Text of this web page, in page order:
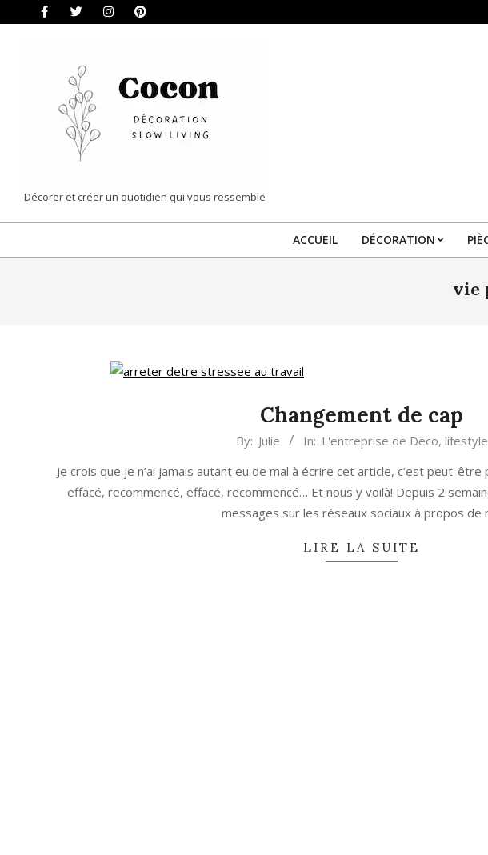
COCON
|
DÉCORATION
Décorer et créer un quotidien qui vous ressemble
ACCUEIL DÉCORATION
vie
Changement de cap
24
By: Julie In: L'entreprise de Déco, lifestyle
Je crois que je n’ai jamais autant eu de mal à écrire cet article, c’est peut-être
effacé, recommencé, effacé, recommencé… Et nous y voilà! Depuis 2
messages sur les réseaux sociaux à propos de
LIRE LA SUITE